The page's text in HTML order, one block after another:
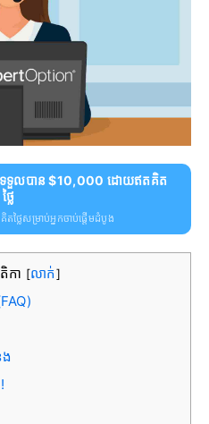
ទួលបាន $10,000 ដោយឥតគិត
ថ្លៃ
លៃសម្រាប់អ្នកចាប់ផ្តើមដំបូង
កា [លាក់]